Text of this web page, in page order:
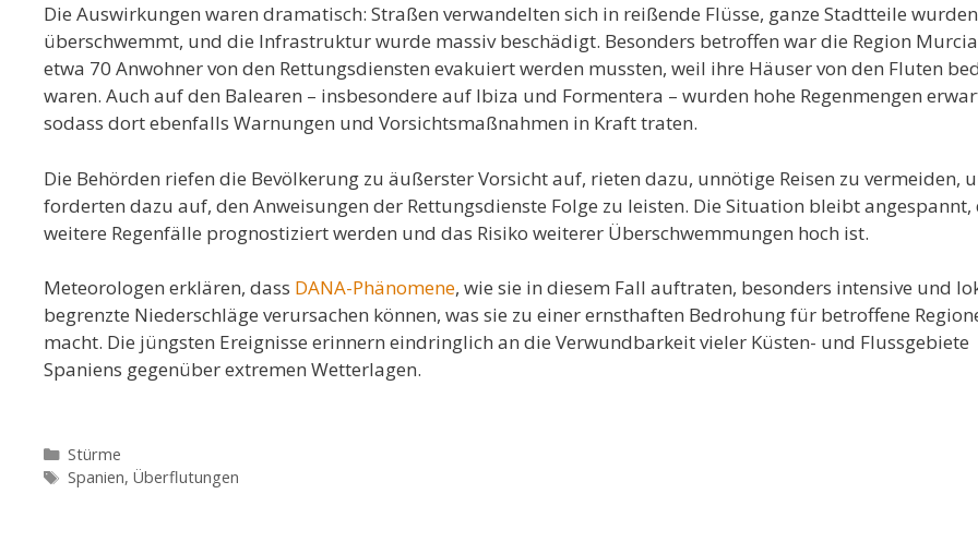
Die Auswirkungen waren dramatisch: Straßen verwandelten sich in reißende Flüsse, ganze Stadtteile wurden
überschwemmt, und die Infrastruktur wurde massiv beschädigt. Besonders betroffen war die Region
etwa 70 Anwohner von den Rettungsdiensten evakuiert werden mussten, weil ihre Häuser von den Fluten
waren. Auch auf den Balearen – insbesondere auf Ibiza und Formentera – wurden hohe Regenmengen
sodass dort ebenfalls Warnungen und Vorsichtsmaßnahmen in Kraft traten.
Die Behörden riefen die Bevölkerung zu äußerster Vorsicht auf, rieten dazu, unnötige Reisen zu vermeiden,
forderten dazu auf, den Anweisungen der Rettungsdienste Folge zu leisten. Die Situation bleibt angespannt,
weitere Regenfälle prognostiziert werden und das Risiko weiterer Überschwemmungen hoch ist.
Meteorologen erklären, dass DANA-Phänomene, wie sie in diesem Fall auftraten, besonders intensive und
begrenzte Niederschläge verursachen können, was sie zu einer ernsthaften Bedrohung für betroffene
macht. Die jüngsten Ereignisse erinnern eindringlich an die Verwundbarkeit vieler Küsten- und Flussgebiete
Spaniens gegenüber extremen Wetterlagen.
Kategorien
Stürme
Schlagwörter
Spanien, Überflutungen